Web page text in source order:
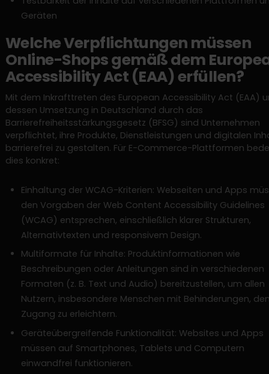
Geräten
Welche Verpflichtungen müssen
Online-Shops gemäß dem
Accessibility Act (EAA) erfüllen?
Mit dem Inkrafttreten des European Accessibility Act (EAA)
dessen Umsetzung in Deutschland durch das
Barrierefreiheitsstärkungsgesetz (BFSG) sind Unternehmen
verpflichtet, ihre Produkte, Dienstleistungen und digitalen
barrierefrei zu gestalten. Für E-Commerce-Plattformen
dies konkret:
Einhaltung der WCAG-Kriterien: Webseiten und Apps
den Vorgaben der Web Content Accessibility Guidelines
(WCAG) entsprechen, einschließlich klarer Strukturen,
Alternativtexten und responsivem Design.
Multiformate für Inhalte: Produktinformationen wie
Beschreibungen oder Anleitungen sind in verschiedenen
Formaten (z. B. Text und Audio) bereitzustellen, um allen
Nutzern, insbesondere Menschen mit Behinderungen,
Zugang zu erleichtern.
Geräteübergreifende Funktionalität: Websites und Apps
müssen auf Smartphones, Tablets und Computern
einwandfrei funktionieren.